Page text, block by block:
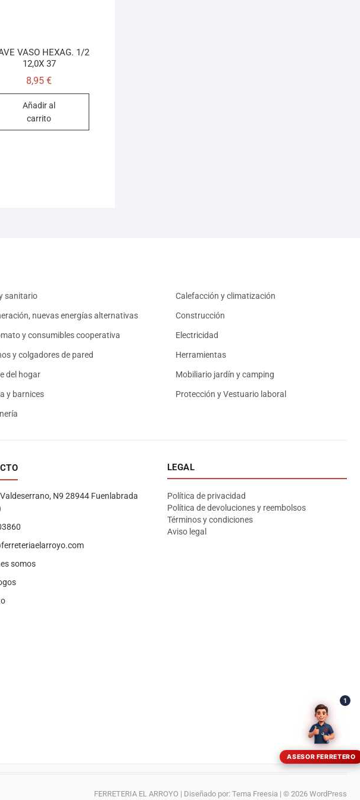
VASO HEXAG. 1/2
12,0X 37
8,95€
Añadir al
carrito
sanitario Calefacción y climatización
nuevas energías alternativas Construcción
y consumibles cooperativa Electricidad
y colgadores de pared Herramientas
del hogar Mobiliario jardín y camping
y barnices Protección y Vestuario laboral
N9 28944 Fuenlabrada
somos
LEGAL
Política de privacidad
Política de devoluciones y reembolsos
Términos y condiciones
Aviso legal
FERRETERIA EL ARROYO | Diseñado por: Tema Freesia | © 2026 WordPress
ASESOR FERRETERO
1
Asesor El Arroyo
En línea · responde en segundos
WhatsApp